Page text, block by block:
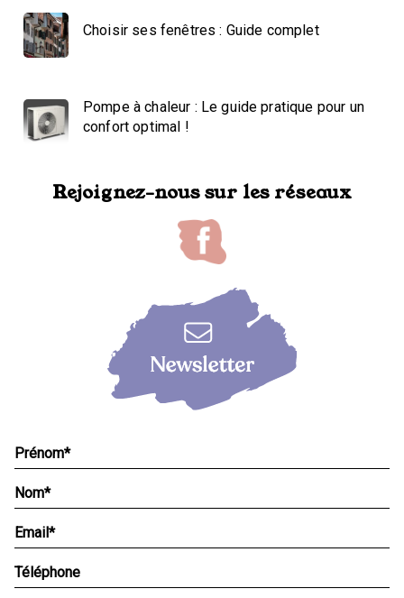
Choisir ses fenêtres : Guide complet
Pompe à chaleur : Le guide pratique pour un
confort optimal !
Rejoignez-nous sur les réseaux